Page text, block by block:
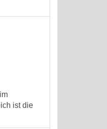
ist die